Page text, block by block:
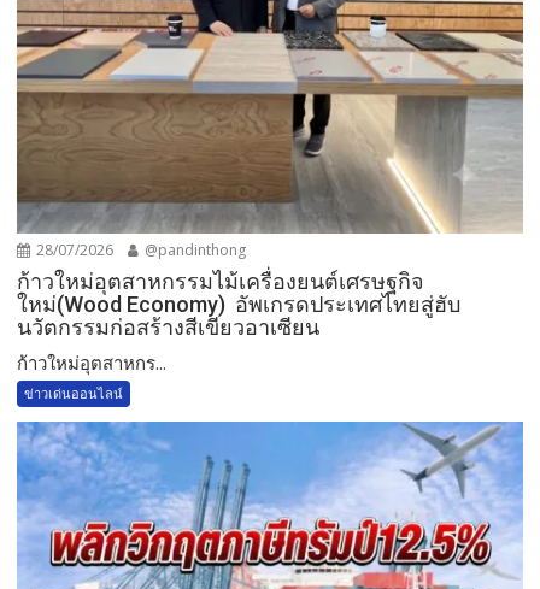
28/07/2026 @pandinthong
ก้าวใหม่อุตสาหกรรมไม้เครื่องยนต์เศรษฐกิจ
ใหม่(Wood Economy) อัพเกรดประเทศไทยสู่ฮับ
นวัตกรรมก่อสร้างสีเขียวอาเซียน
ก้าวใหม่อุตสาหกร...
ข่าวเด่นออนไลน์